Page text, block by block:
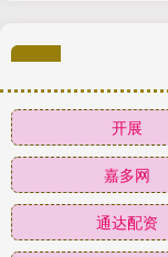
开展
嘉多网
通达配资